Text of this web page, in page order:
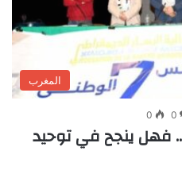
المغرب
0
0
فهل ينجح في توحيد